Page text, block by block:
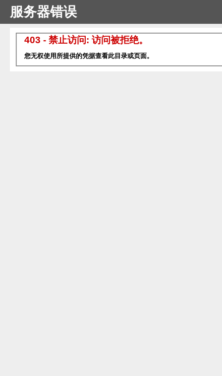
服务器错误
403 - 禁止访问: 访问被拒绝。
您无权使用所提供的凭据查看此目录或页面。